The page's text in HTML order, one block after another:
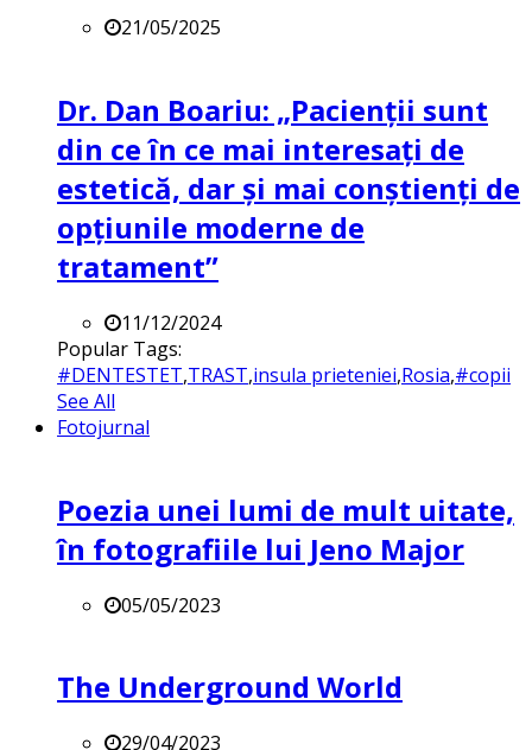
21/05/2025
Dr. Dan Boariu: „Pacienții sunt
din ce în ce mai interesați de
estetică, dar și mai conștienți de
opțiunile moderne de
tratament”
11/12/2024
Popular Tags:
#DENTESTET,TRAST,insula prieteniei,Rosia,#copii
See All
Fotojurnal
Poezia unei lumi de mult uitate,
în fotografiile lui Jeno Major
05/05/2023
The Underground World
29/04/2023